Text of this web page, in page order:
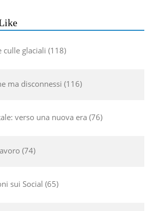
culle glaciali 118
ma disconnessi 116
verso una nuova era 76
74
sui Social 65